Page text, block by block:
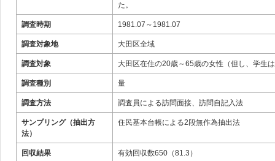
た。
調査時期 1981.07～1981.07
調査対象地 大田区全域
調査対象 大田区在住の20歳～65歳の女性（但し、学生
調査種別 量
調査方法 調査員による訪問面接、訪問自記入法
サンプリング（抽出方
法）
住民基本台帳による2段無作為抽出法
回収結果 有効回収数650（81.3）